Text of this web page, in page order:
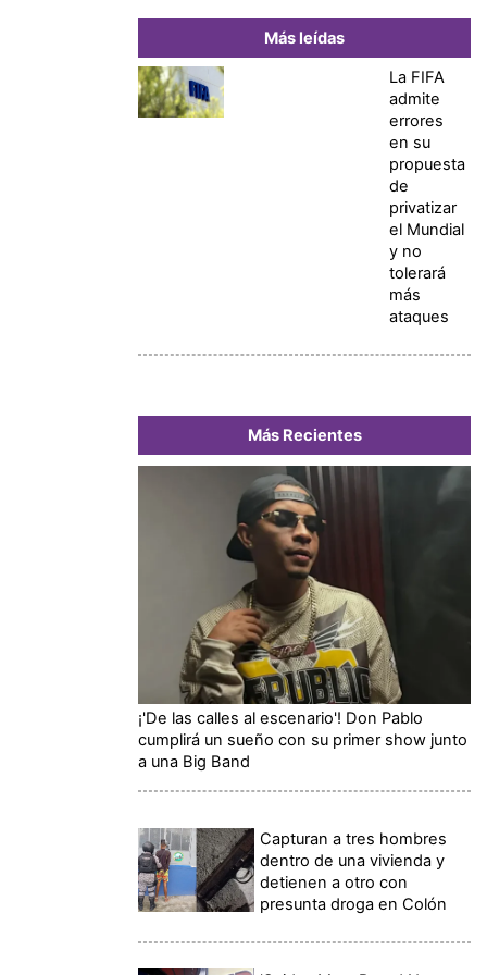
Más leídas
La FIFA
admite
errores
en su
propuesta
de
privatizar
el Mundial
y no
tolerará
más
ataques
Más Recientes
¡'De las calles al escenario'! Don Pablo
cumplirá un sueño con su primer show junto
a una Big Band
Capturan a tres hombres
dentro de una vivienda y
detienen a otro con
presunta droga en Colón